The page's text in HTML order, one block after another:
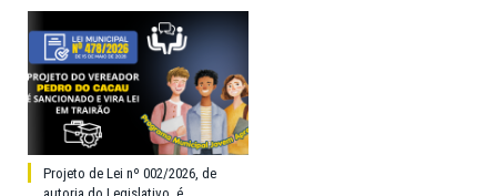
Projeto de Lei nº 002/2026, de